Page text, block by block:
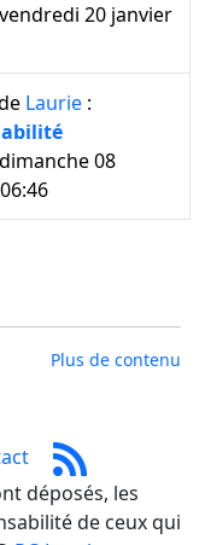
20 janvier
Laurie:
08
Plus de contenu
déposés, les
de ceux qui